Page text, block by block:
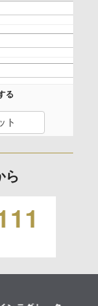
覚書の締結
削除、利用
連絡願いま
る
ト
ら